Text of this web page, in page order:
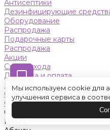
Антисептики
Дезинфицирующие
Оборудование
Распродажа
Подарочные карты
Распродажа
Акции
Схемы ухода
Доставка и оплата
Контакты
Обучение
Салон красоты
Оренбург
Назад
Мы используем cookie для
улучшения сервиса в